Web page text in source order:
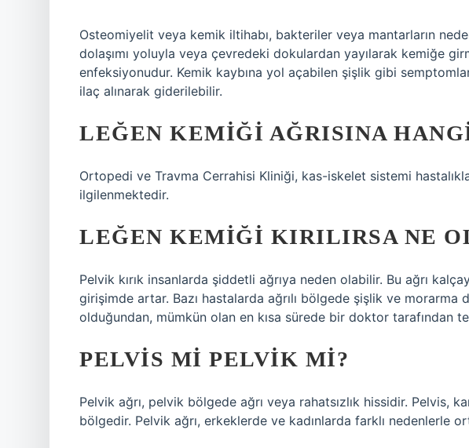
Osteomiyelit veya kemik iltihabı, bakteriler veya mantarların
dolaşımı yoluyla veya çevredeki dokulardan yayılarak kemiğe
enfeksiyonudur. Kemik kaybına yol açabilen şişlik gibi
ilaç alınarak giderilebilir.
LEĞEN KEMIĞI AĞRISINA
Ortopedi ve Travma Cerrahisi Kliniği, kas-iskelet sistemi
ilgilenmektedir.
LEĞEN KEMIĞI KIRILIRSA NE
Pelvik kırık insanlarda şiddetli ağrıya neden olabilir. Bu ağrı
girişimde artar. Bazı hastalarda ağrılı bölgede şişlik ve morarma
olduğundan, mümkün olan en kısa sürede bir doktor tarafından
PELVIS MI PELVIK MI?
Pelvik ağrı, pelvik bölgede ağrı veya rahatsızlık hissidir. Pelvis,
bölgedir. Pelvik ağrı, erkeklerde ve kadınlarda farklı nedenlerle